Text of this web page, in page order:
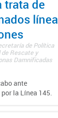
trata de
línea
de Política
Rescate y
Damnificadas
ante
la Línea 145.